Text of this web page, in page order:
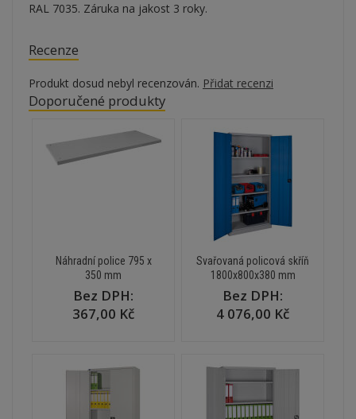
RAL 7035. Záruka na jakost 3 roky.
Recenze
Produkt dosud nebyl recenzován. Přidat recenzi
Doporučené produkty
Náhradní police 795 x
350 mm
Bez DPH:
367,00 Kč
Svařovaná policová skříň
1800x800x380 mm
Bez DPH:
4 076,00 Kč